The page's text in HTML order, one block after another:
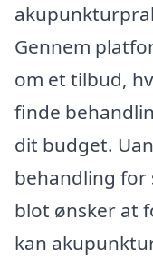
Gennem
om et tilbud,
finde
dit budget.
behandling for
blot ønsker at
kan